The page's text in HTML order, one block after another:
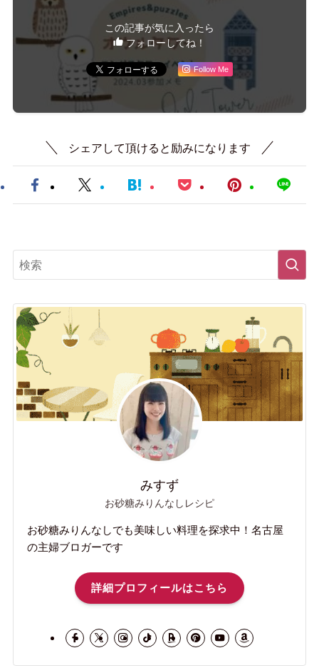
この記事が気に入ったら
フォローしてね！
Follow Me
シェアして頂けると励みになります
みすず
お砂糖みりんなしレシピ
お砂糖みりんなしでも美味しい料理を探求中！名古屋
の主婦ブロガーです
詳細プロフィールはこちら